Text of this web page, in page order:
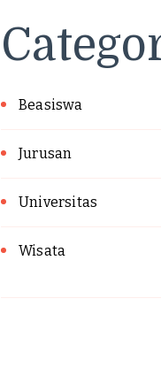
Beasiswa
Jurusan
Universitas
Wisata